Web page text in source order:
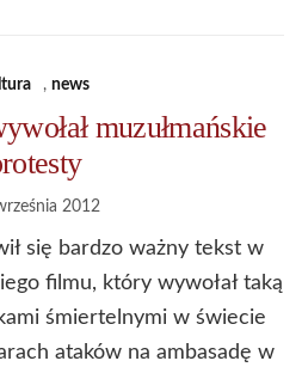
, news
muzułmańskie
2012
się bardzo ważny tekst w
filmu, który wywołał taką
śmiertelnymi w świecie
ataków na ambasadę w